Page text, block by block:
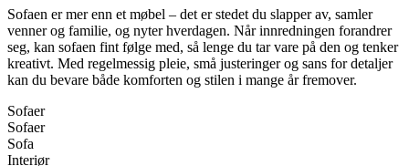
Sofaen er mer enn et møbel – det er stedet du slapper av, samler
venner og familie, og nyter hverdagen. Når innredningen forandrer
seg, kan sofaen fint følge med, så lenge du tar vare på den og tenker
kreativt. Med regelmessig pleie, små justeringer og sans for detaljer
kan du bevare både komforten og stilen i mange år fremover.
Sofaer
Sofaer
Sofa
Interiør